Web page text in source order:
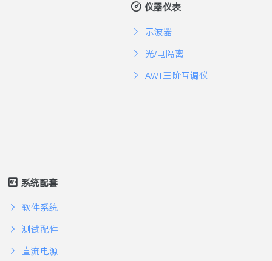
仪器仪表
示波器
光/电隔离
AWT三阶互调仪
系统配套
软件系统
测试配件
直流电源